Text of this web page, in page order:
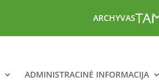
ARCHYVAS
ADMINISTRACINĖ INFORMACIJA